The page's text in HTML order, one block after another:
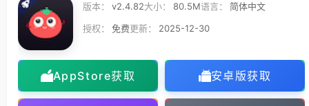
版本： v2.4.82大小： 80.5M语言：
简体中文
授权：
免费更新： 2025-12-30
AppStore获取 安卓版获取